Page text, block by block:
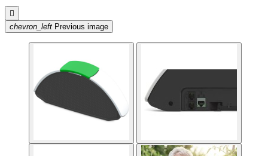

chevron_left Previous image